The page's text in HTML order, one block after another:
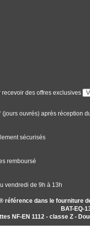
des offres exclusives
ouvrés) après réception
sécurisés
remboursé
vendredi de 9h à 13h
référence dans le fourniture
BAT-EQ-
NF-EN 1112 - classe Z -